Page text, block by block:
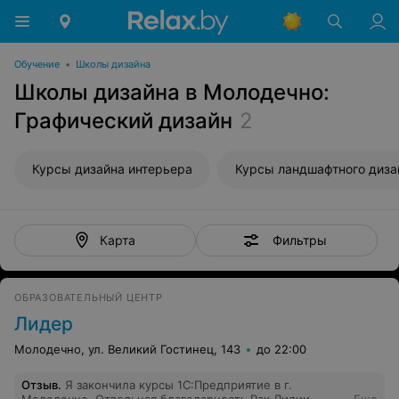
Обучение • Школы дизайна
Школы дизайна в Молодечно:
Графический дизайн 2
Курсы дизайна интерьера Курсы ландшафтного
Карта Фильтры
ОБРАЗОВАТЕЛЬНЫЙ ЦЕНТР
Лидер
Молодечно, ул. Великий Гостинец, 143 до 22:00
Отзыв. Я закончила курсы 1С:Предприятие в г.